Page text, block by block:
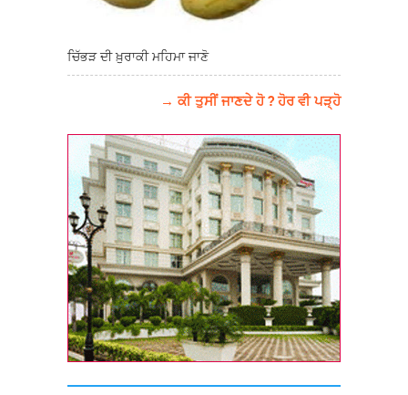
ਚਿੱਭੜ ਦੀ ਖ਼ੁਰਾਕੀ ਮਹਿਮਾ ਜਾਣੋ
→ ਕੀ ਤੁਸੀਂ ਜਾਣਦੇ ਹੋ ? ਹੋਰ ਵੀ ਪੜ੍ਹੋ